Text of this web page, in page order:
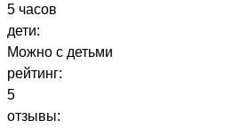
5 часов
дети:
Можно с детьми
рейтинг:
5
отзывы: